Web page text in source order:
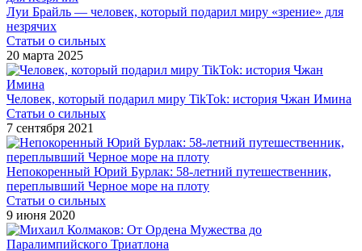
Луи Брайль — человек, который подарил миру «зрение» для
незрячих
Статьи о сильных
20 марта 2025
Человек, который подарил миру TikTok: история Чжан Имина
Статьи о сильных
7 сентября 2021
Непокоренный Юрий Бурлак: 58-летний путешественник,
переплывший Черное море на плоту
Статьи о сильных
9 июня 2020